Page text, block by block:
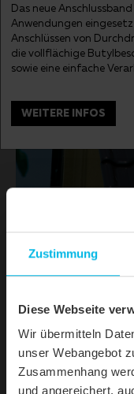
Zustimmung
Diese Webseite
Wir übermitteln
unser Webangebot
Zusammenhang
und angereichert,
Das neue
Anwendungen
Anschlüssen von
die vollflächige
sowie eine einfache
WEITERE INFOS
DETAILS
Produktfamilie
Produktgruppe